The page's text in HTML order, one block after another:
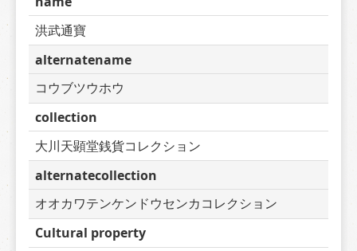
洪武通寶
alternatename
コウブツウホウ
collection
大川天顕堂銭貨コレクション
alternatecollection
オオカワテンケンドウセンカコレクション
Cultural property